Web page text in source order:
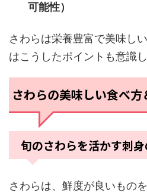
可能性）
さわらは栄養豊富で美味し
はこうしたポイントも意識
さわらの美味しい食べ方
旬のさわらを活かす刺
さわらは、鮮度が良いもの